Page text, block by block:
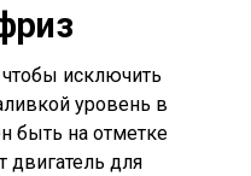
чтобы исключить
уровень в
быть на отметке
двигатель для